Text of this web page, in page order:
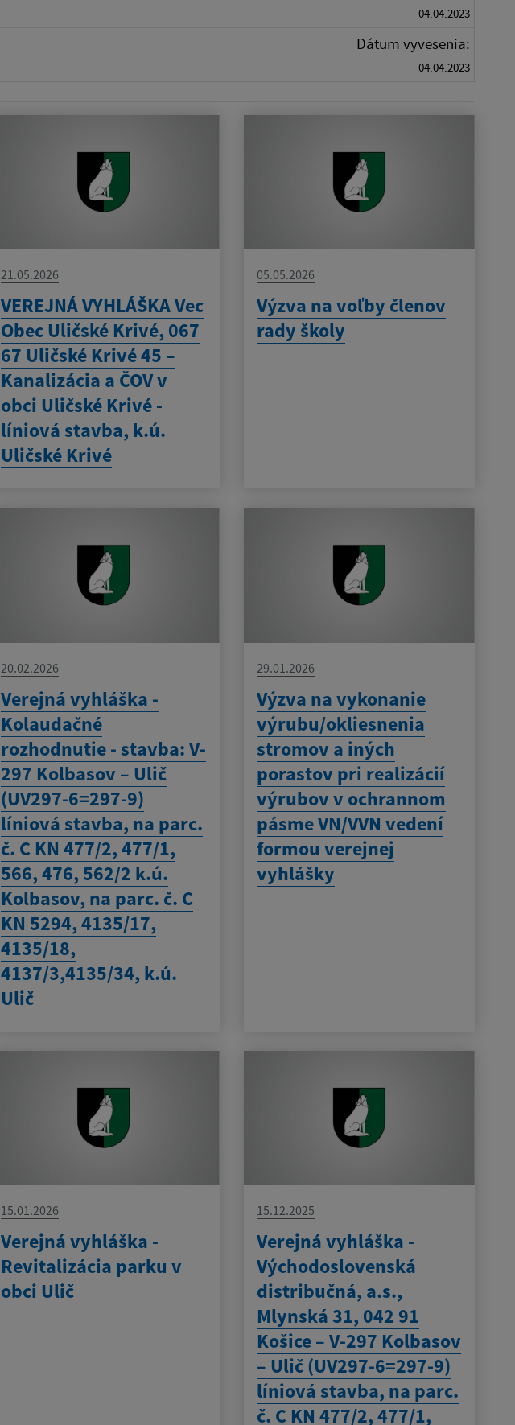
04.04.2023
Dátum vyvesenia:
04.04.2023
21.05.2026
VEREJNÁ VYHLÁŠKA Vec
Obec Uličské Krivé, 067
67 Uličské Krivé 45 –
Kanalizácia a ČOV v
obci Uličské Krivé -
líniová stavba, k.ú.
Uličské Krivé
05.05.2026
Výzva na voľby členov
rady školy
20.02.2026
Verejná vyhláška -
Kolaudačné
rozhodnutie - stavba: V-
297 Kolbasov – Ulič
(UV297-6=297-9)
líniová stavba, na parc.
č. C KN 477/2, 477/1,
566, 476, 562/2 k.ú.
Kolbasov, na parc. č. C
KN 5294, 4135/17,
4135/18,
4137/3,4135/34, k.ú.
Ulič
29.01.2026
Výzva na vykonanie
výrubu/okliesnenia
stromov a iných
porastov pri realizácií
výrubov v ochrannom
pásme VN/VVN vedení
formou verejnej
vyhlášky
15.01.2026
Verejná vyhláška -
Revitalizácia parku v
obci Ulič
15.12.2025
Verejná vyhláška -
Východoslovenská
distribučná, a.s.,
Mlynská 31, 042 91
Košice – V-297 Kolbasov
– Ulič (UV297-6=297-9)
líniová stavba, na parc.
č. C KN 477/2, 477/1,